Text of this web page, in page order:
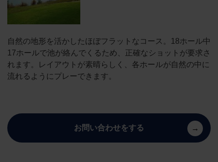
自然の地形を活かしたほぼフラットなコース。18ホール中
17ホールで池が絡んでくるため、正確なショットが要求さ
れます。レイアウトが素晴らしく、各ホールが自然の中に
流れるようにプレーできます。
お問い合わせをする